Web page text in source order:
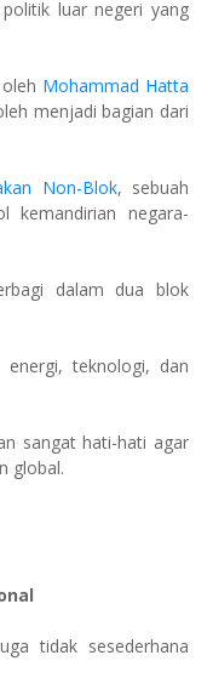
luar negeri yang
Mohammad Hatta
menjadi bagian dari
Non-Blok, sebuah
kemandirian negara-
dalam dua blok
energi, teknologi, dan
sangat hati-hati agar
global.
tidak sesederhana